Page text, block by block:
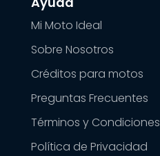
Mi Moto Ideal
Sobre Nosotros
Créditos para motos
Preguntas Frecuentes
Términos y Condiciones
Política de Privacidad